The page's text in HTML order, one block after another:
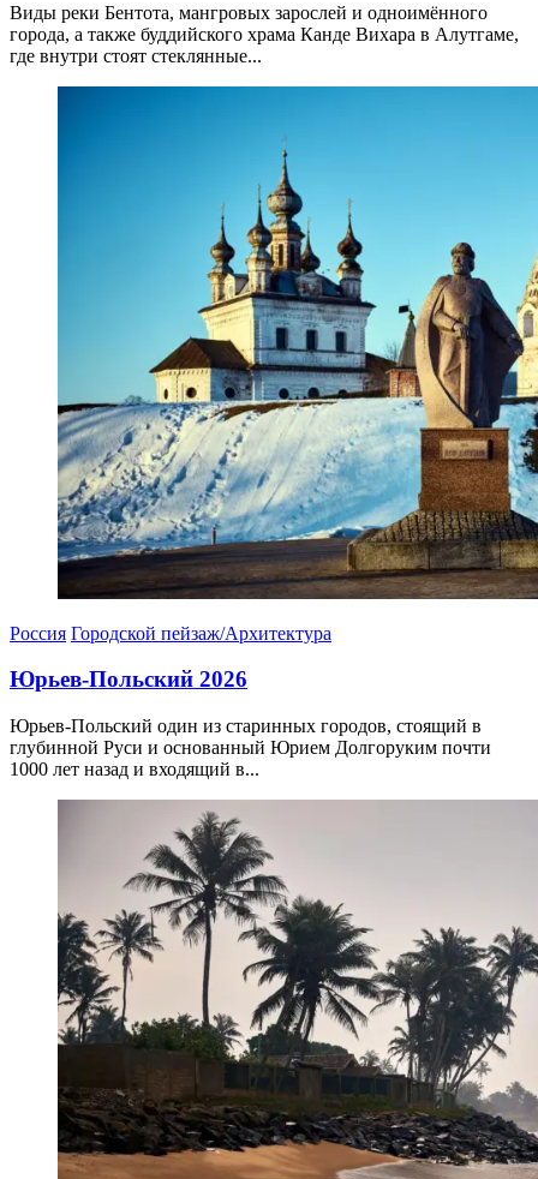
Виды реки Бентота, мангровых зарослей и одноимённого
города, а также буддийского храма Канде Вихара в Алутгаме,
где внутри стоят стеклянные...
Россия Городской пейзаж/Архитектура
Юрьев-Польский 2026
Юрьев-Польский один из старинных городов, стоящий в
глубинной Руси и основанный Юрием Долгоруким почти
1000 лет назад и входящий в...